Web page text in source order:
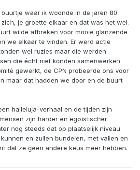
waar ik woonde in de jaren 80.
je groette elkaar en dat was het wel.
wilde afbreken voor mooie glanzende
we elkaar te vinden. Er werd actie
wel ruzies maar die werden
die écht niet konden samenwerken
gewerkt, de CPN probeerde ons voor
maar dat hadden we door en de buurt
halleluja-verhaal en de tijden zijn
zijn harder en egoïstischer
nog steeds dat op plaatselijk niveau
en zullen bundelen, met vallen en
dat ze geen andere keus meer hebben.